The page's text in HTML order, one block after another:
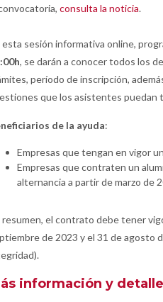
consulta la noticia.
esta sesión informativa online,
, se darán a conocer todos los
período de inscripción,
que los asistentes puedan
de la ayuda:
Empresas que tengan en vigor
Empresas que contraten un
alternancia a partir de marzo de
resumen, el contrato debe tener
de 2023 y el 31 de agosto
información y